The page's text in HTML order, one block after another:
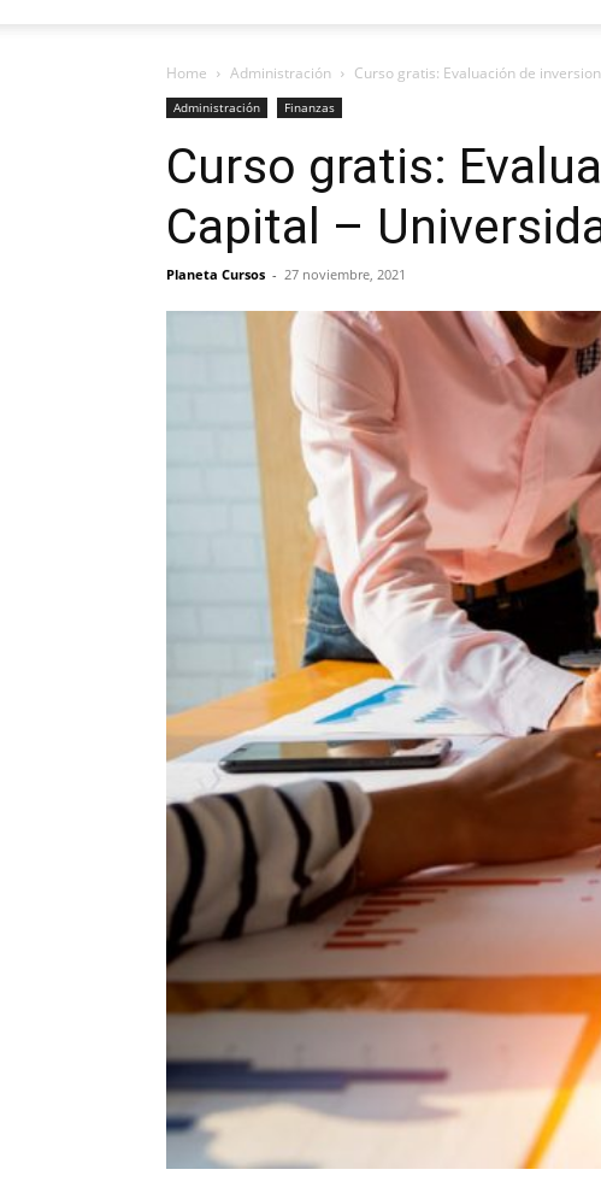
Home Administración Curso gratis: Evaluación de
Administración Finanzas
Curso gratis:
Capital –
Planeta Cursos - 27 noviembre, 2021